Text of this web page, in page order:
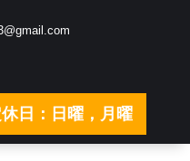
日：日曜，月曜